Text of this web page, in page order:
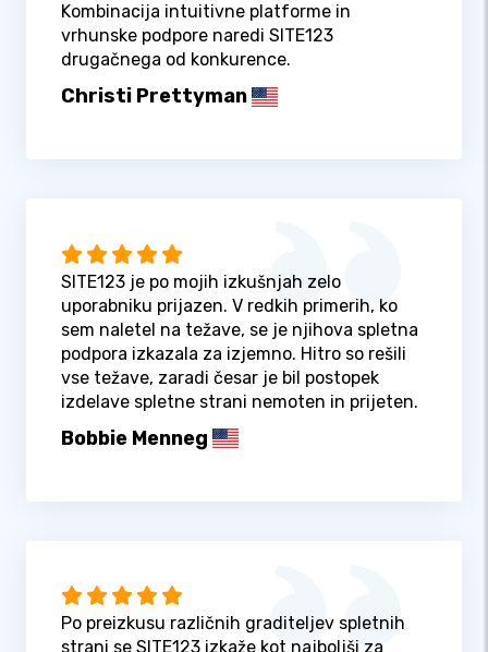
Kombinacija intuitivne platforme in
vrhunske podpore naredi SITE123
drugačnega od konkurence.
Christi Prettyman
SITE123 je po mojih izkušnjah zelo
uporabniku prijazen. V redkih primerih, ko
sem naletel na težave, se je njihova spletna
podpora izkazala za izjemno. Hitro so rešili
vse težave, zaradi česar je bil postopek
izdelave spletne strani nemoten in prijeten.
Bobbie Menneg
Po preizkusu različnih graditeljev spletnih
strani se SITE123 izkaže kot najboljši za